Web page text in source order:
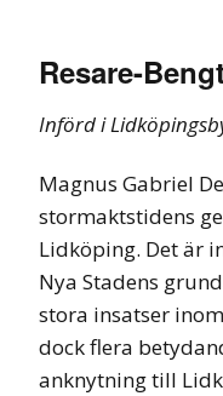
Resare-
Införd i
Magnus Gabriel
stormaktstidens
Lidköping. Det är
Nya Stadens
stora insatser
dock flera
anknytning till